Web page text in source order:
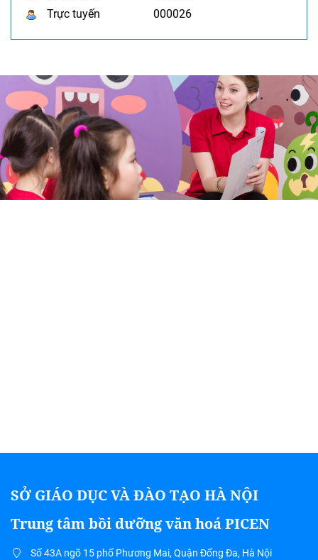
Trực tuyến
000026
SỞ GIÁO DỤC VÀ ĐÀO TẠO HÀ NỘI
Trung tâm bồi dưỡng văn hoá PICEN
Số 43A ngõ 15 phố Phương Mai, Quận Đống Đa, Hà Nội